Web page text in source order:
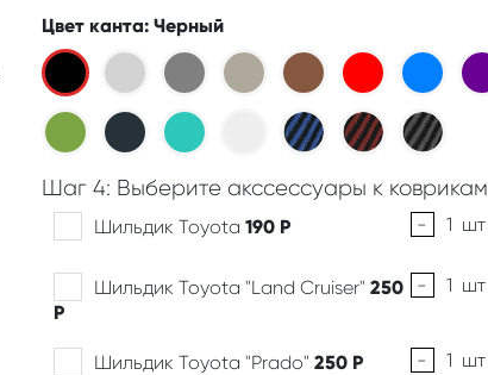
Цвет канта: Черный
Шаг 4: Выберите акссессуары к коврикам
Шильдик Toyota 190 Р - 1 шт
Шильдик Toyota "Land Cruiser" 250
Р
- 1 шт
Шильдик Toyota "Prado" 250 Р - 1 шт